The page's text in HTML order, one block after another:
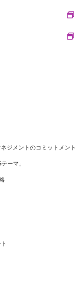
ジメントのコミットメント
ーマ」